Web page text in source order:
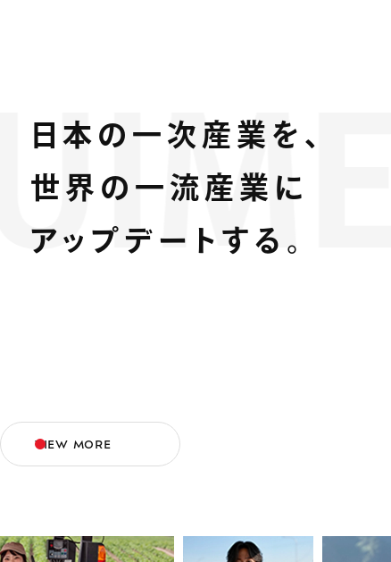
日本の一次産業を、
世界の一流産業に
アップデートする。
VIEW MORE